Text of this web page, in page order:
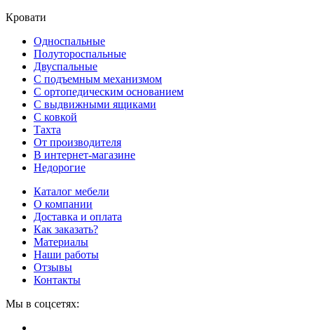
Кровати
Односпальные
Полутороспальные
Двуспальные
С подъемным механизмом
С ортопедическим основанием
С выдвижными ящиками
С ковкой
Тахта
От производителя
В интернет-магазине
Недорогие
Каталог мебели
О компании
Доставка и оплата
Как заказать?
Материалы
Наши работы
Отзывы
Контакты
Мы в соцсетях: